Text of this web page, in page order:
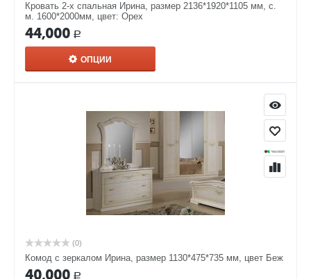
Кровать 2-х спальная Ирина, размер 2136*1920*1105 мм, с.
м. 1600*2000мм, цвет: Орех
44,000 Р
ОПЦИИ
(0)
Комод с зеркалом Ирина, размер 1130*475*735 мм, цвет Беж
40,000 Р